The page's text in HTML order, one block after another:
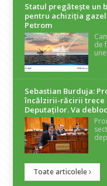
Statul pregătește un
pentru achiziția
Petrom
de
Sebastian Burduja:
încălzirii-răcirii trece
Deputaților. Va
Toate articolele